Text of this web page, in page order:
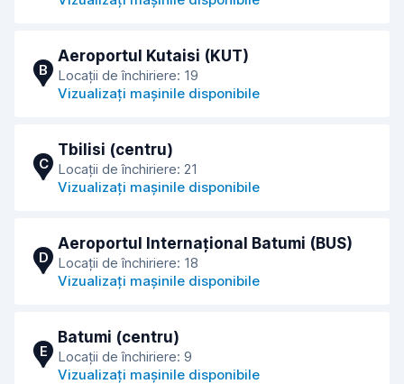
B
Aeroportul Kutaisi (KUT)
Locații de închiriere: 19
Vizualizați mașinile disponibile
C
Tbilisi (centru)
Locații de închiriere: 21
Vizualizați mașinile disponibile
D
Aeroportul Internațional Batumi (BUS)
Locații de închiriere: 18
Vizualizați mașinile disponibile
E
Batumi (centru)
Locații de închiriere: 9
Vizualizați mașinile disponibile